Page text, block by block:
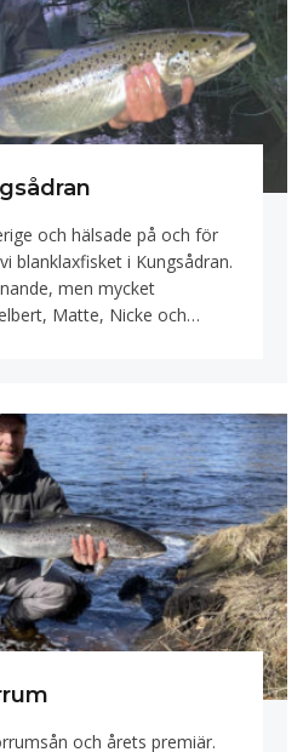
och hälsade på och för
blanklaxfisket i Kungsådran.
men mycket
Matte, Nicke och…
och årets premiär.